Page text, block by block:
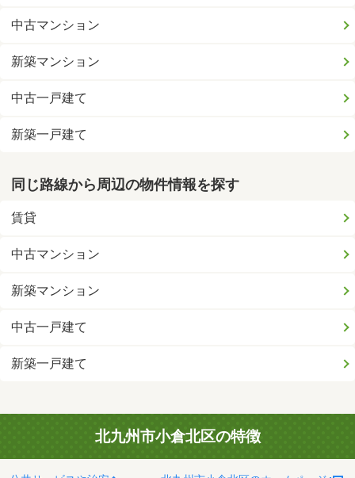
中古マンション
新築マンション
中古一戸建て
新築一戸建て
同じ路線から周辺の物件情報を探す
賃貸
中古マンション
新築マンション
中古一戸建て
新築一戸建て
北九州市小倉北区の特徴